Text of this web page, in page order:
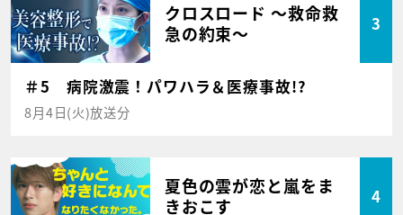
クロスロード ～救命救
急の約束～
3
＃5 病院激震！パワハラ＆医療事故!?
8月4日(火)放送分
夏色の雲が恋と嵐をま
きおこす
4